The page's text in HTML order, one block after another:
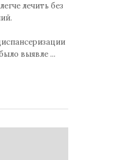
лечить без
выявле ...